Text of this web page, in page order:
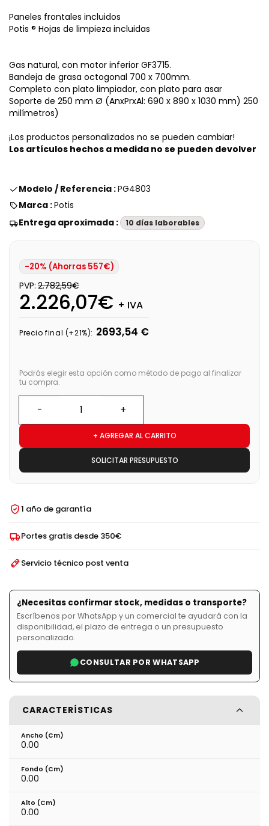
Paneles frontales incluidos
Potis ® Hojas de limpieza incluidas
Gas natural, con motor inferior GF3715.
Bandeja de grasa octogonal 700 x 700mm.
Completo con plato limpiador, con plato para asar
Soporte de 250 mm Ø (AnxPrxAl: 690 x 890 x 1030 mm) 250
milímetros)
¡Los productos personalizados no se pueden cambiar!
Los artículos hechos a medida no se pueden devolver
Modelo / Referencia :PG4803
Marca :Potis
Entrega aproximada :
10 días laborables
-20% (Ahorras 557€)
PVP: 2.782,59€
2.226,07€ + IVA
Precio final (+21%): 2693,54 €
Podrás elegir esta opción como método de pago al finalizar
tu compra.
+ AGREGAR AL CARRITO
SOLICITAR PRESUPUESTO
1 año de garantía
Portes gratis desde 350€
Servicio técnico post venta
¿Necesitas confirmar stock, medidas o transporte?
Escríbenos por WhatsApp y un comercial te ayudará con la
disponibilidad, el plazo de entrega o un presupuesto
personalizado.
CONSULTAR POR WHATSAPP
CARACTERÍSTICAS
Ancho (cm)
0.00
Fondo (cm)
0.00
Alto (cm)
0.00